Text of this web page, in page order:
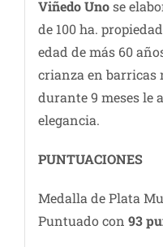
Viñedo Unose
de 100 ha.
edad de más 60
crianza en barricas
durante 9 meses le
elegancia.
PUNTUACIONES
Medalla de Plata
Puntuado con 93